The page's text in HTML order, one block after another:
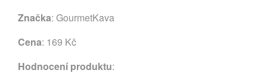
Značka: GourmetKava
Cena: 169 Kč
Hodnocení produktu: